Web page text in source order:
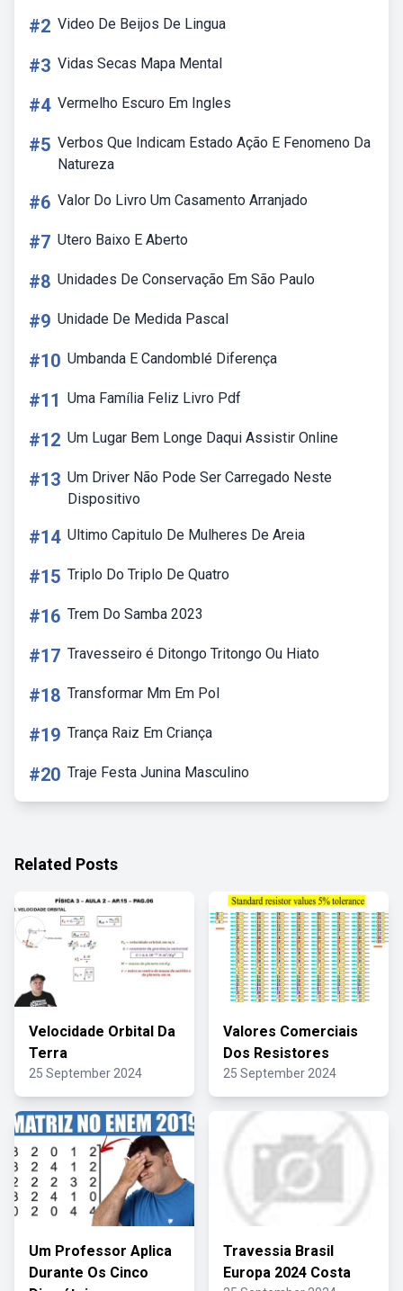
#2 Video De Beijos De Lingua
#3 Vidas Secas Mapa Mental
#4 Vermelho Escuro Em Ingles
#5 Verbos Que Indicam Estado Ação E Fenomeno Da
Natureza
#6 Valor Do Livro Um Casamento Arranjado
#7 Utero Baixo E Aberto
#8 Unidades De Conservação Em São Paulo
#9 Unidade De Medida Pascal
#10 Umbanda E Candomblé Diferença
#11 Uma Família Feliz Livro Pdf
#12 Um Lugar Bem Longe Daqui Assistir Online
#13 Um Driver Não Pode Ser Carregado Neste
Dispositivo
#14 Ultimo Capitulo De Mulheres De Areia
#15 Triplo Do Triplo De Quatro
#16 Trem Do Samba 2023
#17 Travesseiro é Ditongo Tritongo Ou Hiato
#18 Transformar Mm Em Pol
#19 Trança Raiz Em Criança
#20 Traje Festa Junina Masculino
Related Posts
Velocidade Orbital Da
Terra
25 September 2024
Valores Comerciais
Dos Resistores
25 September 2024
Um Professor Aplica
Durante Os Cinco
Travessia Brasil
Europa 2024 Costa